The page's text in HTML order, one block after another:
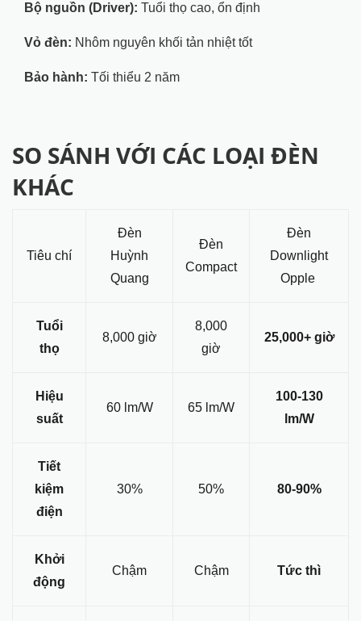
Bộ nguồn (Driver): Tuổi thọ cao, ổn định
Vỏ đèn: Nhôm nguyên khối tản nhiệt tốt
Bảo hành: Tối thiểu 2 năm
SO SÁNH VỚI CÁC LOẠI ĐÈN
KHÁC
Tiêu chí
Đèn
Huỳnh
Quang
Đèn
Compact
Đèn
Downlight
Opple
Tuổi
thọ
8,000 giờ
8,000
giờ
25,000+ giờ
Hiệu
suất
60 lm/W 65 lm/W
100-130
lm/W
Tiết
kiệm
điện
30% 50% 80-90%
Khởi
động
Chậm Chậm Tức thì